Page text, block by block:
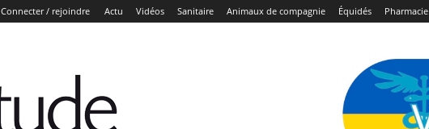
Connecter / rejoindre Actu Vidéos Sanitaire Animaux de compagnie Équidés Pharmacie